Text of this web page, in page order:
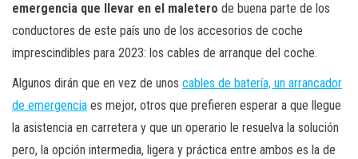
emergencia que llevar en el maletero de buena parte de los
conductores de este país uno de los accesorios de coche
imprescindibles para 2023: los cables de arranque del coche.
Algunos dirán que en vez de unos cables de batería, un arrancador
de emergencia es mejor, otros que prefieren esperar a que llegue
la asistencia en carretera y que un operario le resuelva la solución
pero, la opción intermedia, ligera y práctica entre ambos es la de